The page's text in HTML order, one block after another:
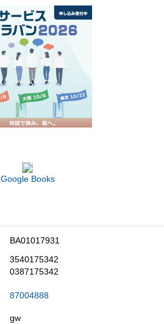
Google Books
BA01017931
3540175342
0387175342
87004888
gw